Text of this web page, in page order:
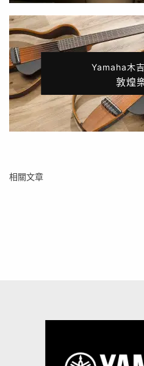
Yamaha木
敦煌
相關文章